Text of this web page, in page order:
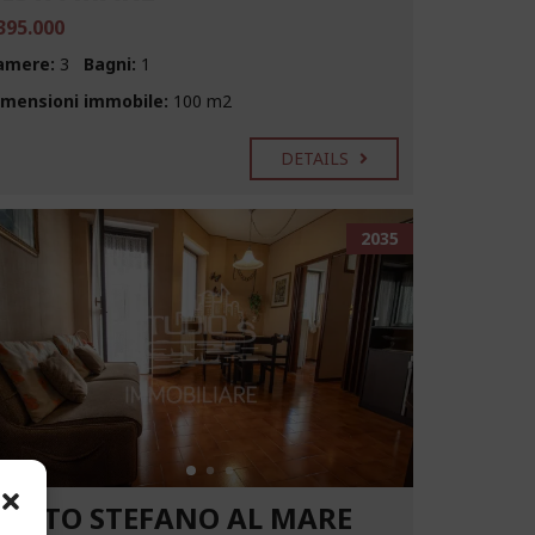
3 Bagni: 1
immobile: 100 m2
DETAILS
2035
SANTO STEFANO AL MARE